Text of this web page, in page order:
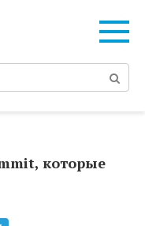
которые